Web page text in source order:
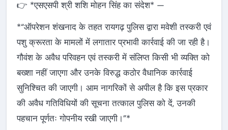
👉 *एसएसपी श्री शशि मोहन सिंह का संदेश* —
*“ऑपरेशन शंखनाद के तहत रायगढ़ पुलिस द्वारा मवेशी तस्करी एवं
पशु क्रूरता के मामलों में लगातार प्रभावी कार्रवाई की जा रही है।
गौवंश के अवैध परिवहन एवं तस्करी में संलिप्त किसी भी व्यक्ति को
बख्शा नहीं जाएगा और उनके विरुद्ध कठोर वैधानिक कार्रवाई
सुनिश्चित की जाएगी। आम नागरिकों से अपील है कि इस प्रकार
की अवैध गतिविधियों की सूचना तत्काल पुलिस को दें, उनकी
पहचान पूर्णतः गोपनीय रखी जाएगी।”*